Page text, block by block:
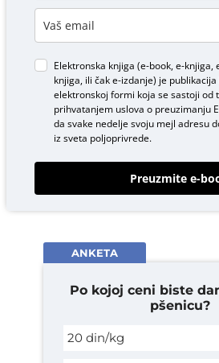
Elektronska knjiga (e-book, e-knjiga,
knjiga, ili čak e-izdanje) je
elektronskoj formi koja se sastoji od
prihvatanjem uslova o preuzimanju
da svake nedelje svoju mejl adresu
iz sveta poljoprivrede.
Preuzmite e-
ANKETA
Po kojoj ceni biste
pšenicu?
20 din/kg